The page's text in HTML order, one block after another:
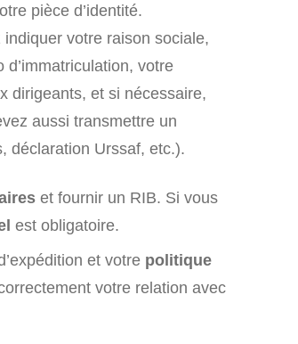
pièce d’identité.
indiquer votre raison sociale,
votre
dirigeants, et si nécessaire,
aussi transmettre un
déclaration Urssaf, etc.).
et fournir un RIB. Si vous
est obligatoire.
et votre politique
votre relation avec